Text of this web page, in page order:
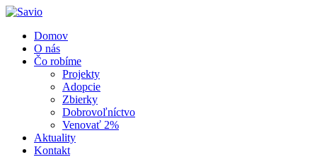
Domov
O nás
Čo robíme
Projekty
Adopcie
Zbierky
Dobrovoľníctvo
Venovať 2%
Aktuality
Kontakt